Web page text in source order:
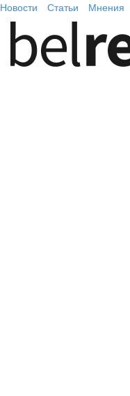
Новости Статьи Мнения